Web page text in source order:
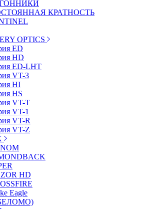
КРАТНОСТЬ
OPTICS
ED
HD
ED-LHT
VT-3
HI
HS
VT-T
VT-1
VT-R
VT-Z
HD
Eagle